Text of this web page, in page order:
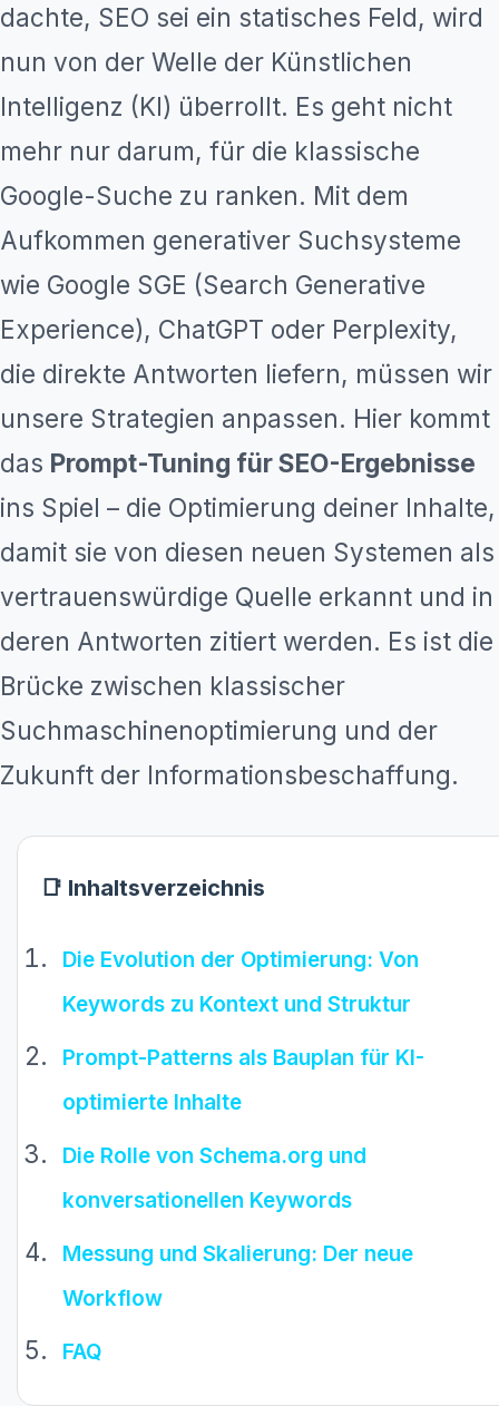
dachte, SEO sei ein statisches Feld, wird
nun von der Welle der Künstlichen
Intelligenz (KI) überrollt. Es geht nicht
mehr nur darum, für die klassische
Google-Suche zu ranken. Mit dem
Aufkommen generativer Suchsysteme
wie Google SGE (Search Generative
Experience), ChatGPT oder Perplexity,
die direkte Antworten liefern, müssen wir
unsere Strategien anpassen. Hier kommt
das Prompt-Tuning für SEO-Ergebnisse
ins Spiel – die Optimierung deiner Inhalte,
damit sie von diesen neuen Systemen als
vertrauenswürdige Quelle erkannt und in
deren Antworten zitiert werden. Es ist die
Brücke zwischen klassischer
Suchmaschinenoptimierung und der
Zukunft der Informationsbeschaffung.
📑 Inhaltsverzeichnis
Die Evolution der Optimierung: Von
Keywords zu Kontext und Struktur
Prompt-Patterns als Bauplan für KI-
optimierte Inhalte
Die Rolle von Schema.org und
konversationellen Keywords
Messung und Skalierung: Der neue
Workflow
FAQ